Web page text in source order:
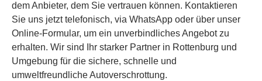
dem Anbieter, dem Sie vertrauen können. Kontaktieren
Sie uns jetzt telefonisch, via WhatsApp oder über unser
Online-Formular, um ein unverbindliches Angebot zu
erhalten. Wir sind Ihr starker Partner in Rottenburg und
Umgebung für die sichere, schnelle und
umweltfreundliche Autoverschrottung.